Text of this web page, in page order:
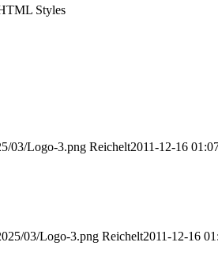
Styles
03/Logo-3.png Reichelt2011-12-16
03/Logo-3.png Reichelt2011-12-16